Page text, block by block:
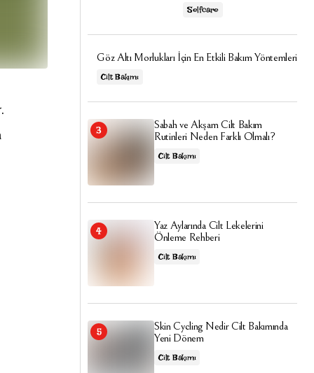
Selfcare
Göz Altı Morlukları İçin En Etkili Bakım Yöntemleri
Cilt Bakımı
Sabah ve Akşam Cilt Bakım
Rutinleri Neden Farklı Olmalı?
Cilt Bakımı
Yaz Aylarında Cilt Lekelerini
Önleme Rehberi
Cilt Bakımı
Skin Cycling Nedir Cilt Bakımında
Yeni Dönem
Cilt Bakımı